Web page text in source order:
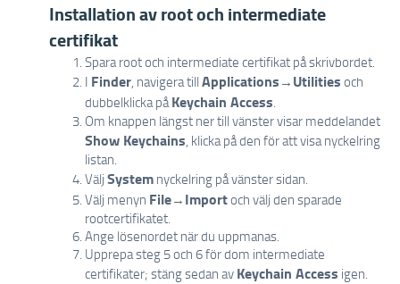
Installation av root och intermediate
certifikat
Spara root och intermediate certifikat på skrivbordet.
I Finder, navigera till Applications → Utilities och
dubbelklicka påKeychain Access.
Om knappen längst ner till vänster visar meddelandet
Show Keychains, klicka på den för att visa nyckelring
listan.
Välj System nyckelring på vänster sidan.
Välj menyn File→ Importoch välj den sparade
rootcertifikatet.
Ange lösenordet när du uppmanas.
Upprepa steg 5 och 6 för dom intermediate
certifikater; stäng sedan av Keychain Access igen.